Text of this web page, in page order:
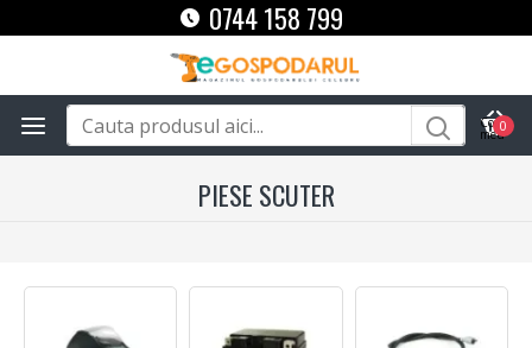
0744 158 799
0
PIESE SCUTER